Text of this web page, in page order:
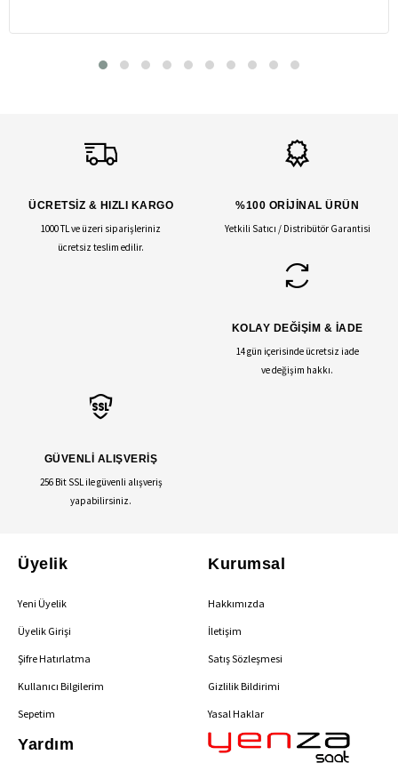
ÜCRETSİZ & HIZLI KARGO
1000 TL ve üzeri siparişleriniz
ücretsiz teslim edilir.
%100 ORİJİNAL ÜRÜN
Yetkili Satıcı / Distribütör Garantisi
KOLAY DEĞİŞİM & İADE
14 gün içerisinde ücretsiz iade
ve değişim hakkı.
GÜVENLİ ALIŞVERİŞ
256 Bit SSL ile güvenli alışveriş
yapabilirsiniz.
Üyelik
Yeni Üyelik
Üyelik Girişi
Şifre Hatırlatma
Kullanıcı Bilgilerim
Sepetim
Kurumsal
Hakkımızda
İletişim
Satış Sözleşmesi
Gizlilik Bildirimi
Yasal Haklar
Yardım